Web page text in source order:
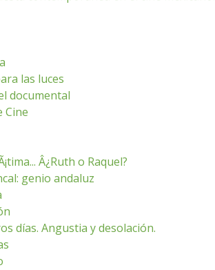
las luces
documental
Cine
Â¿Ruth o Raquel?
genio andaluz
días. Angustia y desolación.